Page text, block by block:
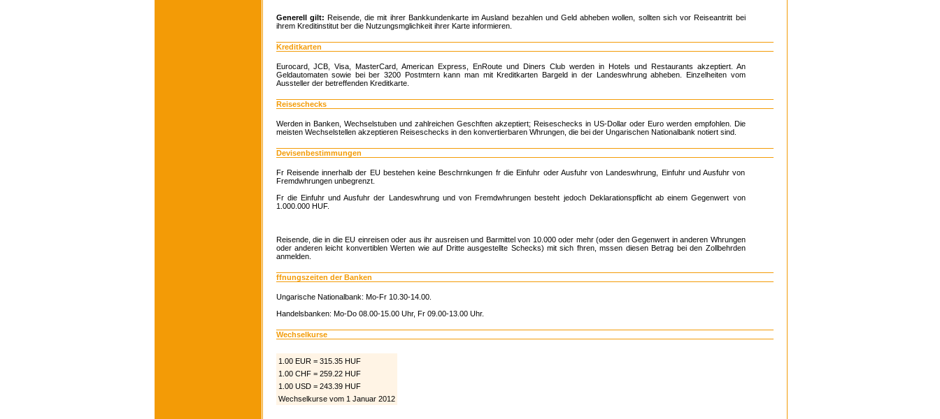
Generell gilt: Reisende, die mit ihrer Bankkundenkarte im Ausland bezahlen und Geld abheben wollen, sollten sich vor Reiseantritt bei
ihrem Kreditinstitut ber die Nutzungsmglichkeit ihrer Karte informieren.
Kreditkarten
Eurocard, JCB, Visa, MasterCard, American Express, EnRoute und Diners Club werden in Hotels und Restaurants akzeptiert. An
Geldautomaten sowie bei ber 3200 Postmtern kann man mit Kreditkarten Bargeld in der Landeswhrung abheben. Einzelheiten vom
Aussteller der betreffenden Kreditkarte.
Reiseschecks
Werden in Banken, Wechselstuben und zahlreichen Geschften akzeptiert; Reiseschecks in US-Dollar oder Euro werden empfohlen. Die
meisten Wechselstellen akzeptieren Reiseschecks in den konvertierbaren Whrungen, die bei der Ungarischen Nationalbank notiert sind.
Devisenbestimmungen
Fr Reisende innerhalb der EU bestehen keine Beschrnkungen fr die Einfuhr oder Ausfuhr von Landeswhrung, Einfuhr und Ausfuhr von
Fremdwhrungen unbegrenzt.
Fr die Einfuhr und Ausfuhr der Landeswhrung und von Fremdwhrungen besteht jedoch Deklarationspflicht ab einem Gegenwert von
1.000.000 HUF.
Reisende, die in die EU einreisen oder aus ihr ausreisen und Barmittel von 10.000 oder mehr (oder den Gegenwert in anderen Whrungen
oder anderen leicht konvertiblen Werten wie auf Dritte ausgestellte Schecks) mit sich fhren, mssen diesen Betrag bei den Zollbehrden
anmelden.
ffnungszeiten der Banken
Ungarische Nationalbank: Mo-Fr 10.30-14.00.
Handelsbanken: Mo-Do 08.00-15.00 Uhr, Fr 09.00-13.00 Uhr.
Wechselkurse
1.00 EUR = 315.35 HUF
1.00 CHF = 259.22 HUF
1.00 USD = 243.39 HUF
Wechselkurse vom 1 Januar 2012